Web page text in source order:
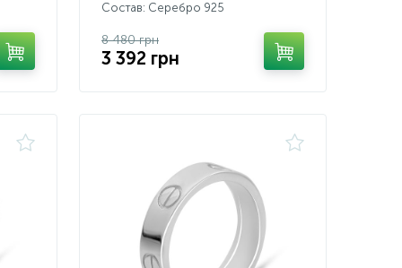
Состав: Серебро 925
8 480 грн
3 392 грн